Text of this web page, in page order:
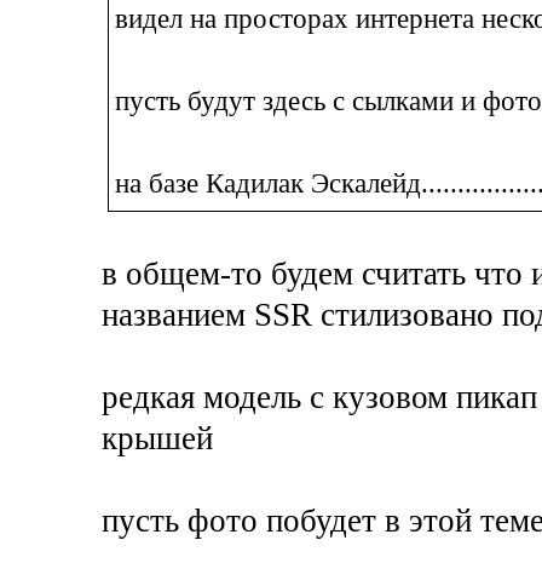
видел на просторах интернета
пусть будут здесь с сылками и фото
на базе Кадилак
в общем-то будем считать
названием SSR стилизовано
редкая модель с кузовом
крышей
пусть фото побудет в этой